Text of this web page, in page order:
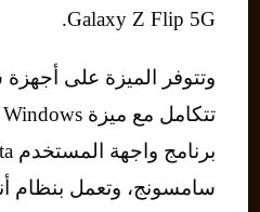
Galaxy Z Flip 5G.
وتتوفر الميزة على